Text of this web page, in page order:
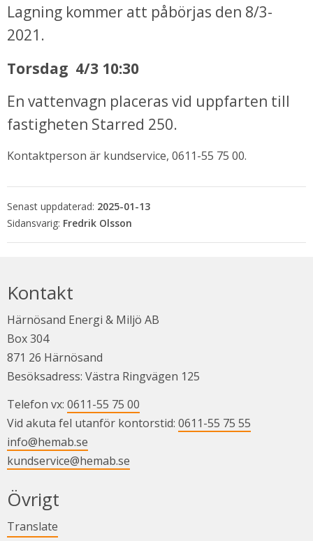
i nytt fönster.
Lagning kommer att påbörjas den 8/3-
2021.
Torsdag  4/3 10:30
En vattenvagn placeras vid uppfarten till
fastigheten Starred 250.
Kontaktperson är kundservice, 0611-55 75 00.
Senast uppdaterad: 2025-01-13
Fredrik Olsson
Kontakt
Härnösand Energi & Miljö AB
Box 304
871 26 Härnösand
Besöksadress: Västra Ringvägen 125
Telefon vx: 0611-55 75 00
Vid akuta fel utanför kontorstid: 0611-55 75 55
info@hemab.se
kundservice@hemab.se
Övrigt
Translate